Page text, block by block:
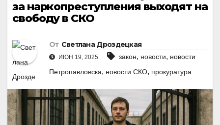
за наркопреступления выходят на
свободу в СКО
От Светлана Дроздецкая
ИЮН 19, 2025 закон, новости, новости
Петропавловска, новости СКО, прокуратура